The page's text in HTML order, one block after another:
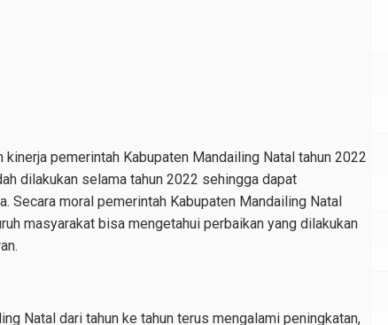
kinerja pemerintah Kabupaten Mandailing Natal tahun 2022
dilakukan selama tahun 2022 sehingga dapat
Secara moral pemerintah Kabupaten Mandailing Natal
masyarakat bisa mengetahui perbaikan yang dilakukan
Natal dari tahun ke tahun terus mengalami peningkatan,